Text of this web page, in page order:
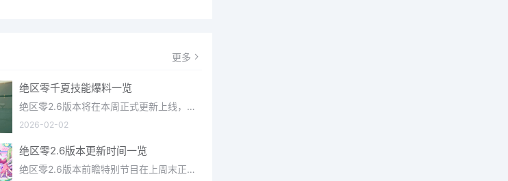
更多
绝区零千夏技能爆料一览
绝区零2.6版本将在本周正式更新上线，上周的前瞻直播官方给玩家们带来关于最新版本的卡池信息和相关活动内容，
2026-02-02
绝区零2.6版本更新时间一览
绝区零2.6版本前瞻特别节目在上周末正式播出，官方给玩家们带来了许多关于最新版本的相关资讯和上线时间，不少